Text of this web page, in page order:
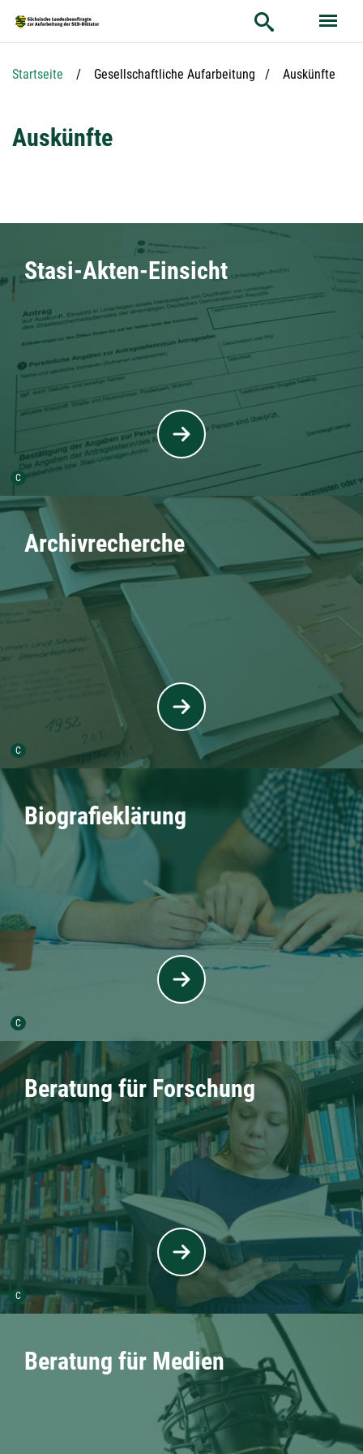
Service
Startseite Gesellschaftliche Aufarbeitung Aktuelle Seite:
Auskünfte
Auskünfte
C Urheber der Grafik:
Stasi-Akten-Einsicht
C Urheber der Grafik:
Archivrecherche
C
Biografieklärung
C Urheber der Grafik:
Beratung für Forschung
Beratung für Medien